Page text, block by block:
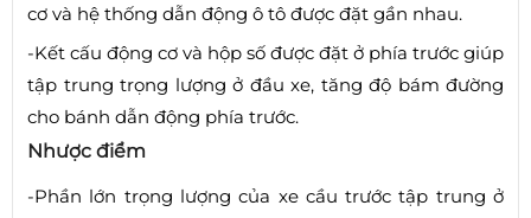
cơ và hệ thống dẫn động ô tô được đặt gần nhau.
-Kết cấu động cơ và hộp số được đặt ở phía trước giúp
tập trung trọng lượng ở đầu xe, tăng độ bám đường
cho bánh dẫn động phía trước.
Nhược điểm
-Phần lớn trọng lượng của xe cầu trước tập trung ở